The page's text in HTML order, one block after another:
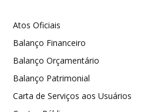
Atos Oficiais
Balanço Financeiro
Balanço Orçamentário
Balanço Patrimonial
Carta de Serviços aos Usuários